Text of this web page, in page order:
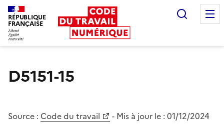
RÉPUBLIQUE
FRANÇAISE
D5151-15
Source : Code du travail - Mis à jour le : 01/12/2024